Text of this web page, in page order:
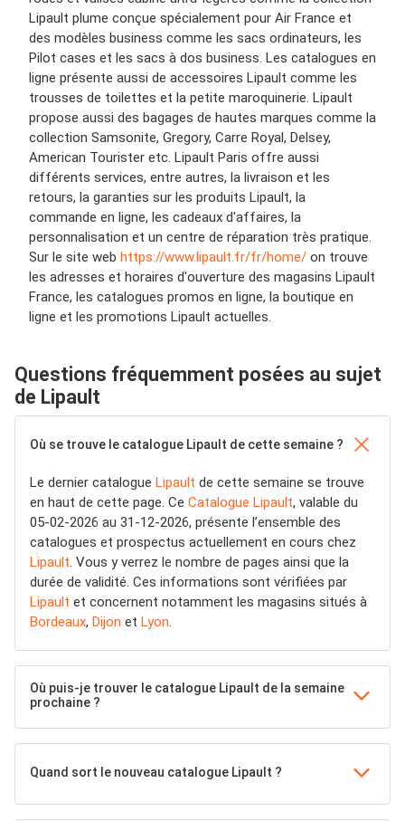
Lipault plume conçue spécialement pour Air France et
des modèles business comme les sacs ordinateurs, les
Pilot cases et les sacs à dos business. Les catalogues en
ligne présente aussi de accessoires Lipault comme les
trousses de toilettes et la petite maroquinerie. Lipault
propose aussi des bagages de hautes marques comme la
collection Samsonite, Gregory, Carre Royal, Delsey,
American Tourister etc. Lipault Paris offre aussi
différents services, entre autres, la livraison et les
retours, la garanties sur les produits Lipault, la
commande en ligne, les cadeaux d'affaires, la
personnalisation et un centre de réparation très pratique.
Sur le site web https://www.lipault.fr/fr/home/ on trouve
les adresses et horaires d'ouverture des magasins Lipault
France, les catalogues promos en ligne, la boutique en
ligne et les promotions Lipault actuelles.
Questions fréquemment posées au sujet
de Lipault
Où se trouve le catalogue Lipault de cette semaine ?
Le dernier catalogue Lipault de cette semaine se trouve
en haut de cette page. Ce Catalogue Lipault, valable du
05-02-2026 au 31-12-2026, présente l’ensemble des
catalogues et prospectus actuellement en cours chez
Lipault . Vous y verrez le nombre de pages ainsi que la
durée de validité. Ces informations sont vérifiées par
Lipault et concernent notamment les magasins situés à
Bordeaux, Dijon et Lyon
Où puis-je trouver le catalogue Lipault de la semaine
prochaine ?
Quand sort le nouveau catalogue Lipault ?